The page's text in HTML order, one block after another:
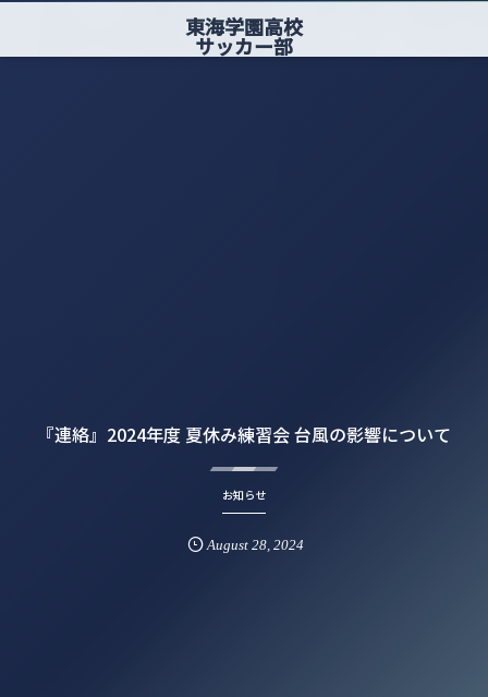
東海学園高校
サッカー部
『連絡』2024年度 夏休み練習会 台風の影響について
お知らせ
August 28 ,2024